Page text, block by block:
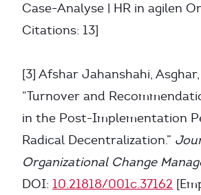
Case-Analyse | HR in agilen
Citations: 13]
[3] Afshar Jahanshahi,
“Turnover and
in the Post-Implementation
Radical Decentralization.”
Organizational Change
DOI: 10.21818/001c.37162